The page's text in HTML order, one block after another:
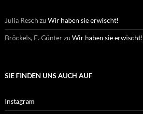
Julia Resch zu Wir haben sie erwischt!
Bröckels, E.-Günterzu Wir haben sie erwischt!
SIE FINDEN UNS AUCH AUF
Instagram